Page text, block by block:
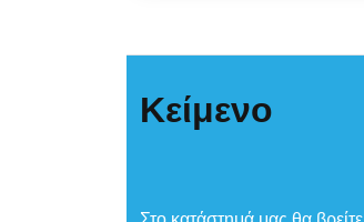
Κείμενο